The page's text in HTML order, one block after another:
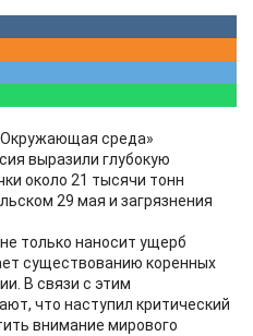
среда»
выразили глубокую
около 21 тысячи тонн
29 мая и загрязнения
только наносит ущерб
существованию коренных
В связи с этим
что наступил критический
внимание мирового